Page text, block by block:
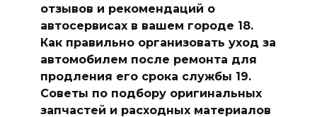
отзывов и рекомендаций о
автосервисах в вашем городе 18.
Как правильно организовать уход за
автомобилем после ремонта для
продления его срока службы 19.
Советы по подбору оригинальных
запчастей и расходных материалов